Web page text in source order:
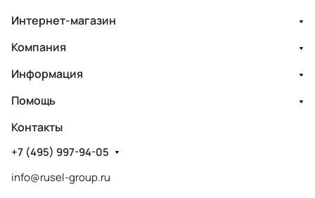
Интернет-магазин
Компания
Информация
Помощь
Контакты
+7 (495) 997-94-05
info@rusel-group.ru